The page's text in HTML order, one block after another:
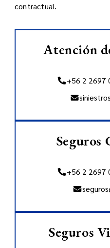
contractual.
Atención
+56 2 2697
Seguros
+56 2 2697
Seguros